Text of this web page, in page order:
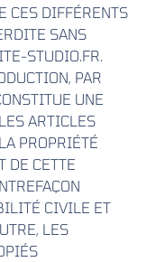
CES DIFFÉRENTS
SANS
STUDIO.FR.
PAR
UNE
ARTICLES
PROPRIÉTÉ
DE CETTE
CIVILE ET
LES